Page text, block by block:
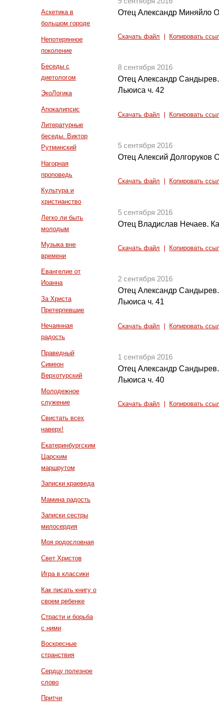
Аскетика в
большом городе
Непотерянное
поколение
Беседы с
диетологом
ЭкоЛогика
Апокалипсис
Литературные
беседы. Виктор
Рутминский
Нагорная
проповедь
Культура и
христианство
Легко ли быть
молодым
Музыка вне
времени
Евангелие от
Иоанна
За Христа
Претерпевшие
Нечаянная
радость
Праведный
Симеон
Верхотурский
Молодежное
служение
Свистать всех
наверх!
Екатеринбургским
Царским
маршрутом
Записки краеведа
Мамина радость
Записки сестры
милосердия
Моя родословная
Свет Христов
Игра в классики
Как писать книгу о
своем ребенке
Страсти и борьба
с ними
Воскресные
странствия
Сердцу полезное
слово
Притчи
Отец Александр Миняйло
Скачать файл Копировать
8 сентября 2016
Отец Александр
Льюиса ч. 42
Скачать файл Копировать
5 сентября 2016
Отец Алексий Долгоруков
Скачать файл Копировать
5 сентября 2016
Отец Владислав Нечаев.
Скачать файл Копировать
2 сентября 2016
Отец Александр
Льюиса ч. 41
Скачать файл Копировать
1 сентября 2016
Отец Александр
Льюиса ч. 40
Скачать файл Копировать